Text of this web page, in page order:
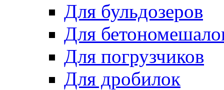
Для бульдозеров
Для
Для погрузчиков
Для дробилок